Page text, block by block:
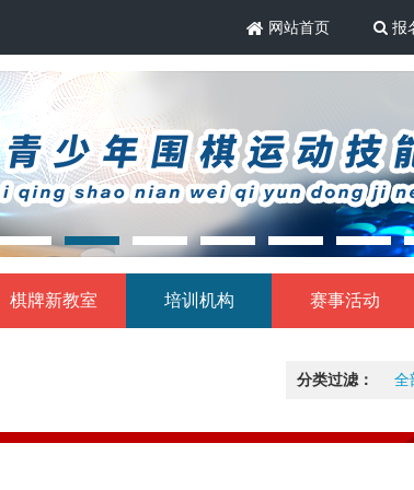
网站首页 报
棋牌新教室 培训机构 赛事活动
分类过滤： 全